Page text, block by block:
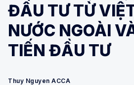
ĐẦU TƯ TỪ
NƯỚC NGOÀI
TIẾN ĐẦU TƯ
Thuy Nguyen ACCA